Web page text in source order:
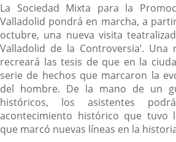
La Sociedad Mixta para la
Valladolid pondrá en marcha, a
octubre, una nueva visita
Valladolid de la Controversia’.
recreará las tesis de que en la
serie de hechos que marcaron la
del hombre. De la mano de un
históricos, los asistentes
acontecimiento histórico que tuvo
que marcó nuevas líneas en la